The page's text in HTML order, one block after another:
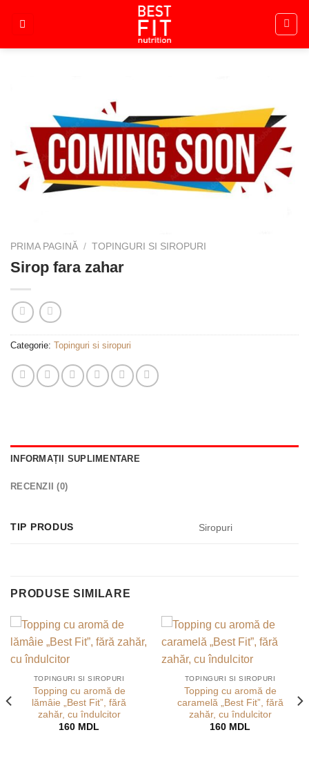
PRIMA PAGINĂ / TOPINGURI SI SIROPURI
Sirop fara zahar
Categorie: Topinguri si siropuri
INFORMAȚII SUPLIMENTARE
RECENZII (0)
TIP PRODUS Siropuri
PRODUSE SIMILARE
TOPINGURI SI SIROPURI
Topping cu aromă de
lămâie „Best Fit”, fără
zahăr, cu îndulcitor
160 MDL
TOPINGURI SI SIROPURI
Topping cu aromă de
caramelă „Best Fit”, fără
zahăr, cu îndulcitor
160 MDL